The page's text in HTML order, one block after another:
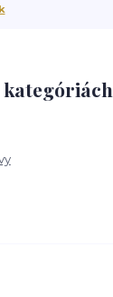
kategóriách